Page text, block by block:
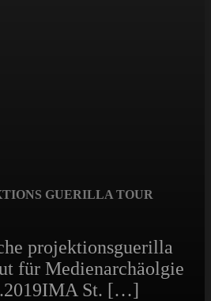
GUERILLA TOUR
projektionsguerilla
für Medienarchäolgie
St. […]